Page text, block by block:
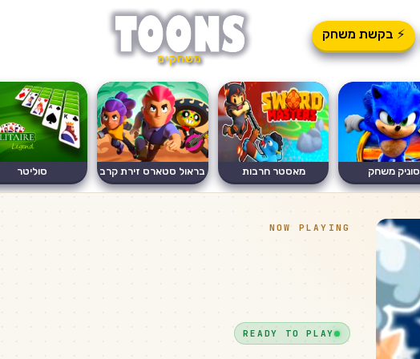
⚡ בקשת משחק
משחקים
סוניק משחק מאסטר חרבות בראול סטארס זירת קרב סוליטר